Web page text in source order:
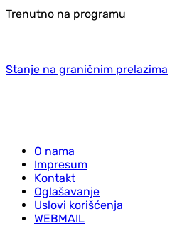
Trenutno na programu
Stanje na graničnim prelazima
O nama
Impresum
Kontakt
Oglašavanje
Uslovi korišćenja
WEBMAIL